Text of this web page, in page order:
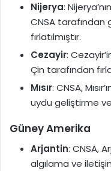
Nijerya:
CNSA tarafından
fırlatılmıştır.
Cezayir:
Çin tarafından
Mısır: CNSA,
uydu geliştirme
Güney Amerika
Arjantin: CNSA,
algılama ve